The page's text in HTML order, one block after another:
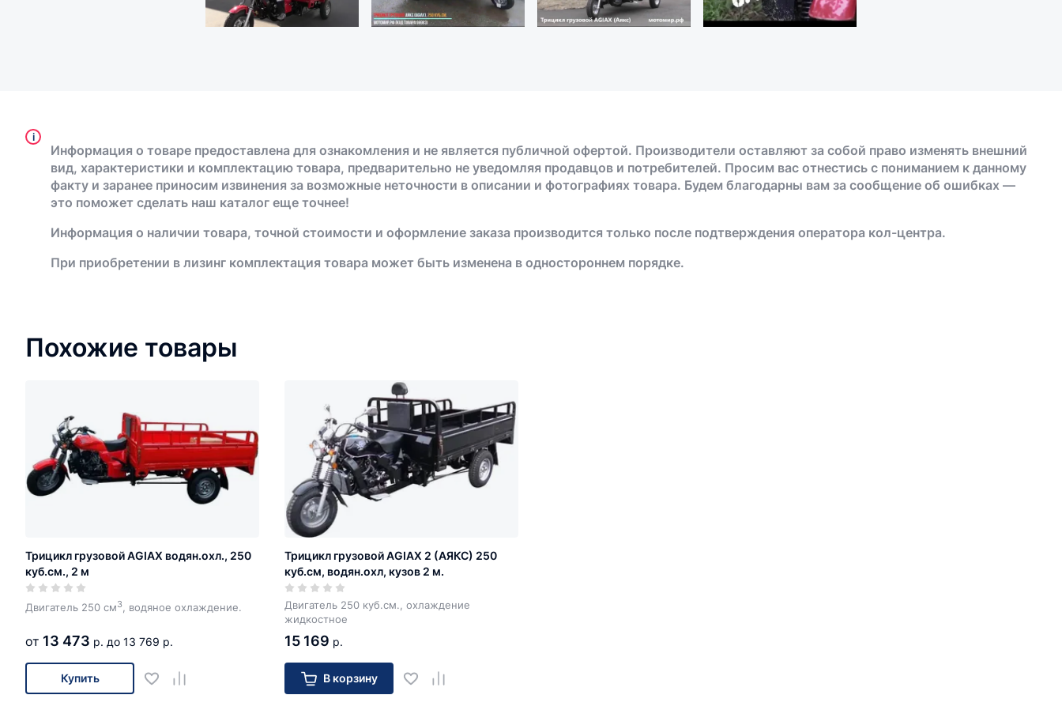
i
Информация о товаре предоставлена для ознакомления и не является публичной офертой. Производители оставляют за собой право изменять внешний
вид, характеристики и комплектацию товара, предварительно не уведомляя продавцов и потребителей. Просим вас отнестись с пониманием к данному
факту и заранее приносим извинения за возможные неточности в описании и фотографиях товара. Будем благодарны вам за сообщение об ошибках —
это поможет сделать наш каталог еще точнее!
Информация о наличии товара, точной стоимости и оформление заказа производится только после подтверждения оператора кол-центра.
При приобретении в лизинг комплектация товара может быть изменена в одностороннем порядке.
Похожие товары
Трицикл грузовой AGIAX водян.охл., 250
куб.см., 2 м
Двигатель 250 см3 , водяное охлаждение.
от 13 473 р. до 13 769 р.
Купить
Трицикл грузовой AGIAX 2 (АЯКС) 250
куб.см, водян.охл, кузов 2 м.
Двигатель 250 куб.см., охлаждение
жидкостное
15 169 р.
В корзину